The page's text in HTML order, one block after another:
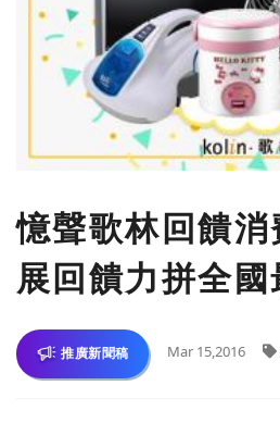
憶聲歌林回饋
展回饋力拼全
推廣新聞稿 Mar 15,2016